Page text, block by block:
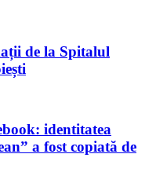
de la Spitalul
identitatea
a fost copiată de